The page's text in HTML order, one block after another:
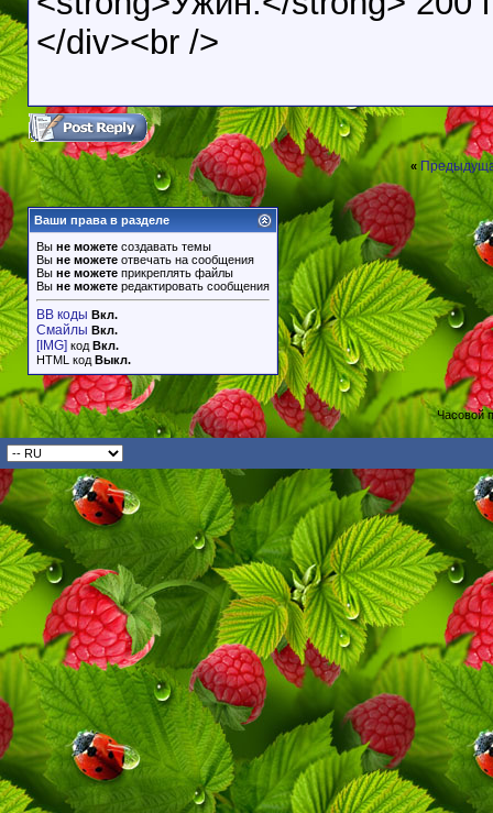
</div><br />
«
Ваши права в разделе
Вы не можете создавать темы
Вы не можете отвечать на сообщения
Вы не можете прикреплять файлы
Вы не можете редактировать сообщения
BB коды Вкл.
Смайлы Вкл.
[IMG] код Вкл.
HTML код Выкл.
Часовой